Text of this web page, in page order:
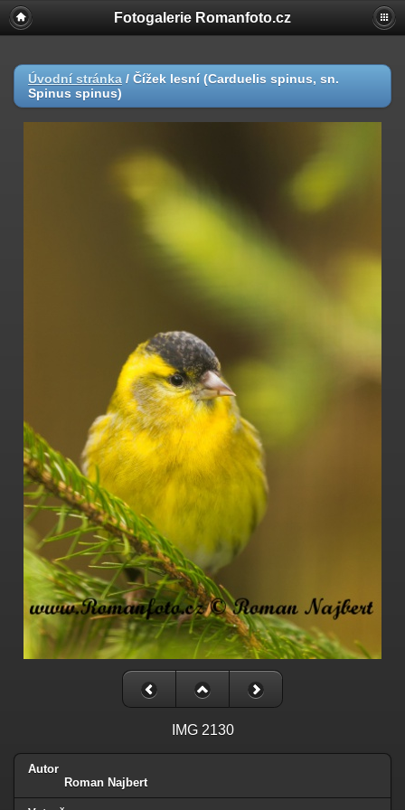
Fotogalerie Romanfoto.cz
Úvodní stránka / Čížek lesní (Carduelis spinus, sn.
Spinus spinus)
IMG 2130
Autor
Roman Najbert